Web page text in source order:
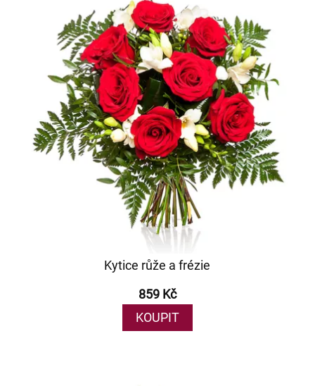
Kytice růže a frézie
859 Kč
KOUPIT